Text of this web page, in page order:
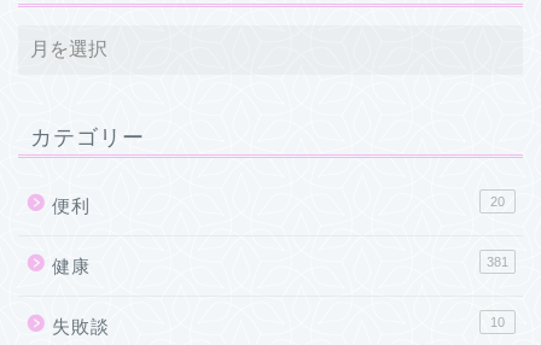
カテゴリー
便利 20
健康 381
失敗談 10